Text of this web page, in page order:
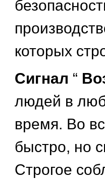
которых
Сигнал “
людей в
время. Во
быстро, но
Строгое